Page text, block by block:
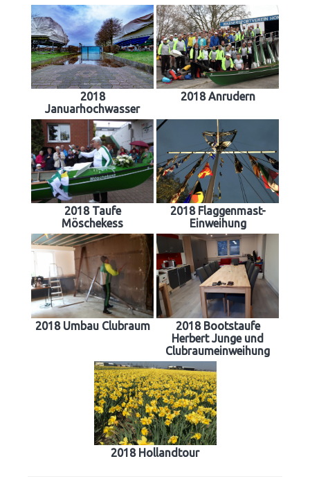
2018
Januarhochwasser
2018 Anrudern
2018 Taufe
Möschekess
2018 Flaggenmast-
Einweihung
2018 Umbau Clubraum
2018 Bootstaufe
Herbert Junge und
Clubraumeinweihung
2018 Hollandtour